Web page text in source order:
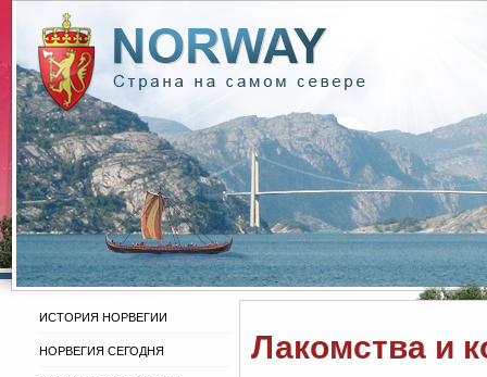
ИСТОРИЯ НОРВЕГИИ
НОРВЕГИЯ СЕГОДНЯ Лакомства и